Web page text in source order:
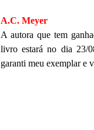
A.C. Meyer
A autora que tem
livro estará no dia 23/
garanti meu exemplar e